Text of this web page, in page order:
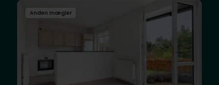
Anden mægler